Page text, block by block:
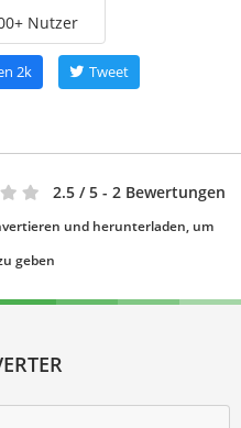
Nutzer
2k Tweet
2.5 / 5 - 2 Bewertungen
und herunterladen, um
geben